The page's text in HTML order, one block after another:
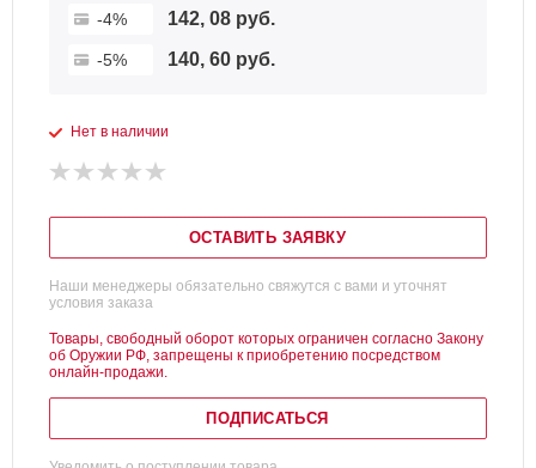
-4% 142, 08 руб.
-5% 140, 60 руб.
Нет в наличии
ОСТАВИТЬ ЗАЯВКУ
Наши менеджеры обязательно свяжутся с вами и уточнят
условия заказа
Товары, свободный оборот которых ограничен согласно Закону
об Оружии РФ, запрещены к приобретению посредством
онлайн-продажи.
ПОДПИСАТЬСЯ